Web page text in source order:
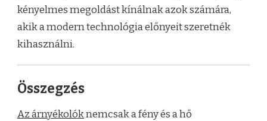
kényelmes megoldást kínálnak azok számára,
akik a modern technológia előnyeit szeretnék
kihasználni.
Összegzés
Az árnyékolóknemcsak a fény és a hő